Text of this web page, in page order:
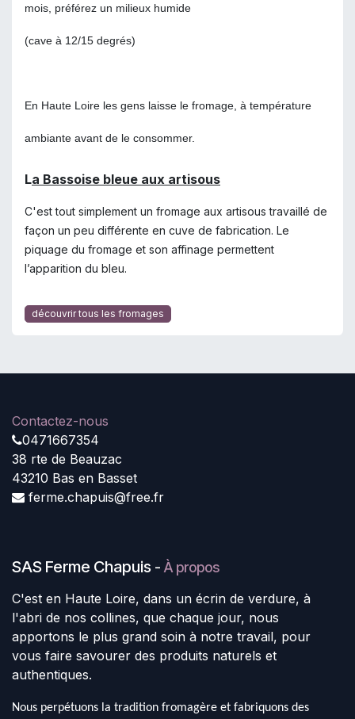
mois, préférez un milieux humide
(cave à 12/15 degrés)
En Haute Loire les gens laisse le fromage, à température
ambiante avant de le consommer.
La Bassoise bleue aux artisous
C'est tout simplement un fromage aux artisous travaillé de
façon un peu différente en cuve de fabrication. Le
piquage du fromage et son affinage permettent
l’apparition du bleu.
découvrir tous les fromages
Contactez-nous
0471667354
38 rte de Beauzac
43210 Bas en Basset
ferme.chapuis@free.fr
SAS Ferme Chapuis - À propos
C'est en Haute Loire, dans un écrin de verdure, à
l'abri de nos collines, que chaque jour, nous
apportons le plus grand soin à notre travail, pour
vous faire savourer des produits naturels et
authentiques.
Nous perpétuons la tradition fromagère et fabriquons des